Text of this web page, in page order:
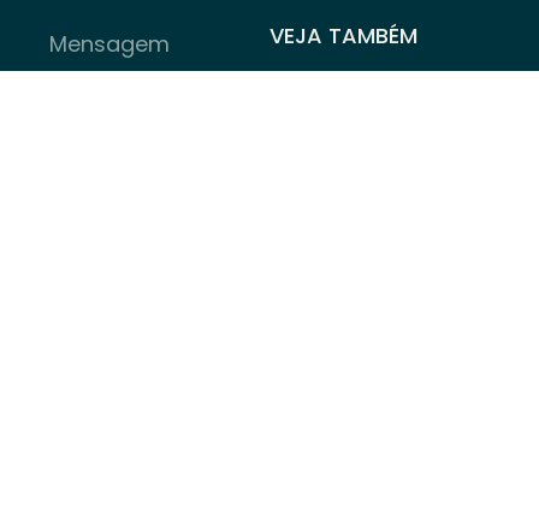
VEJA TAMBÉM
Bolsas Sociais